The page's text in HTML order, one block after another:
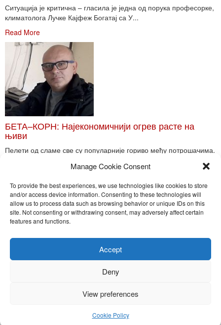
Manage Cookie Consent
To provide the best experiences, we use technologies like cookies to store
and/or access device information. Consenting to these technologies will
allow us to process data such as browsing behavior or unique IDs on this
site. Not consenting or withdrawing consent, may adversely affect certain
features and functions.
Accept
Deny
View preferences
Cookie Policy
Ситуација је критична – гласила је једна од порука професорке,
климатолога Лучке Кајфеж Богатај са У...
Read More
БЕТА–КОРН: Најекономичнији огрев расте на
њиви
Пелети од сламе све су популарније гориво међу потрошачима.
Toggle
Nira Press d.o.o.
Sadržaj ovog sajta je zakonom zaštićena intelektualna svojina
kopiranje, objavljivanje celine ili delova bilo kog proizvoda NiraPress